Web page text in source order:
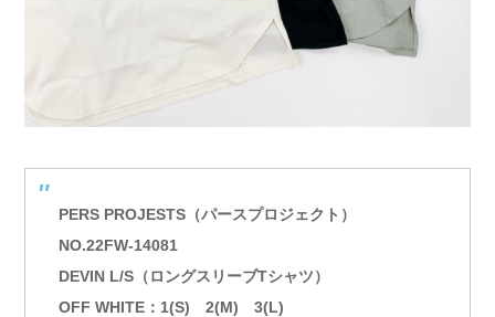
PERS PROJESTS（パースプロジェクト）
NO.22FW-14081
DEVIN L/S（ロングスリーブTシャツ）
OFF WHITE：1(S) 2(M) 3(L)